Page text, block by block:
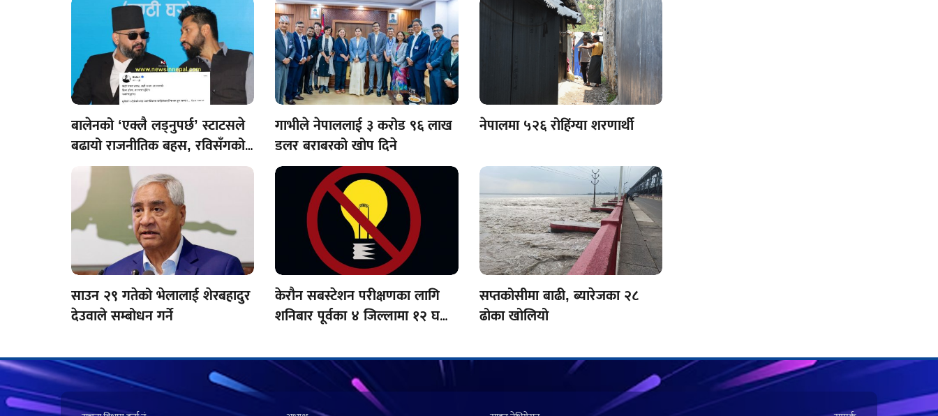
बालेनको ‘एक्लै लड्नुपर्छ’ स्टाटसले
बढायो राजनीतिक बहस, रविसँगको
सहकार्यमा दरार आएको हो?
गाभीले नेपाललाई ३ करोड ९६ लाख
डलर बराबरको खोप दिने
नेपालमा ५२६ रोहिंग्या शरणार्थी
साउन २९ गतेको भेलालाई शेरबहादुर
देउवाले सम्बोधन गर्ने
केरौन सबस्टेशन परीक्षणका लागि
शनिबार पूर्वका ४ जिल्लामा १२ घण्टा
सप्तकोसीमा बाढी, ब्यारेजका २८
ढोका खोलियो